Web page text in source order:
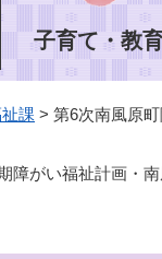
子育て・教
課 > 第6次南風原
障がい福祉計画・